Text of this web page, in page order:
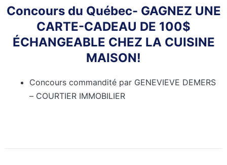
Concours du Québec- GAGNEZ UNE
CARTE-CADEAU DE 100$
ÉCHANGEABLE CHEZ LA CUISINE
MAISON!
Concours commandité par GENEVIEVE DEMERS
– COURTIER IMMOBILIER